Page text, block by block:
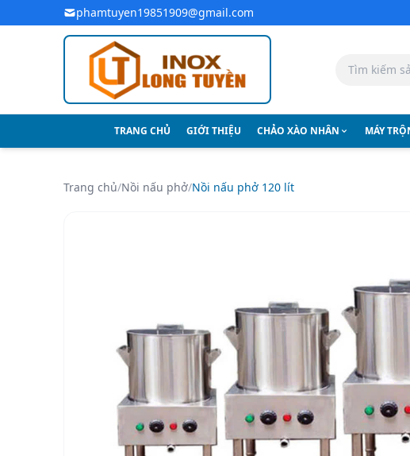
Bỏ qua đến nội dung chính
phamtuyen19851909@gmail.com
TRANG CHỦ GIỚI THIỆU CHẢO XÀO NHÂN MÁY
Trang chủ/Nồi nấu phở/Nồi nấu phở 120 lít